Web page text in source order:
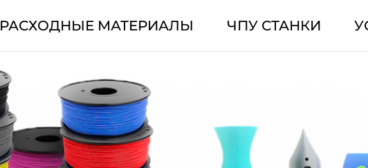
РАСХОДНЫЕ МАТЕРИАЛЫ ЧПУ СТАНКИ